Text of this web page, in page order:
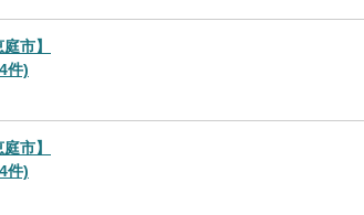
市】
件)
市】
件)